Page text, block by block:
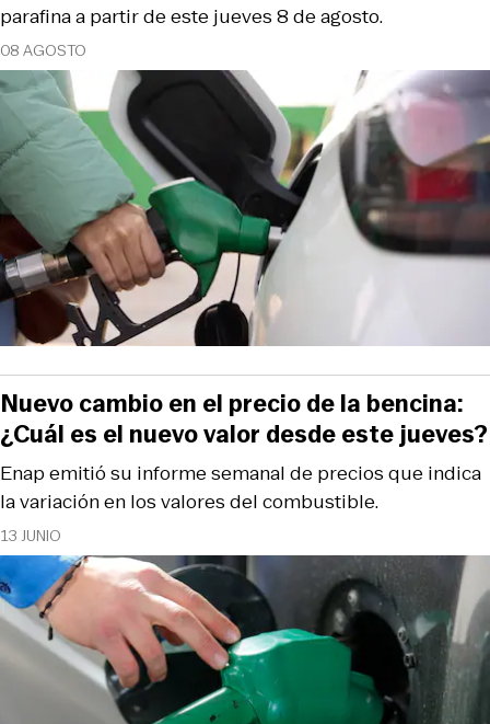
08 AGOSTO
parafina a partir de este jueves 8 de agosto.
13 JUNIO
Enap emitió su informe semanal de precios que indica
la variación en los valores del combustible.
Nuevo cambio en el precio de la bencina:
¿Cuál es el nuevo valor desde este jueves?